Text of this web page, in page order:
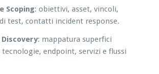
Scoping: obiettivi, asset, vincoli,
test, contatti incident response.
Discovery: mappatura superfici
tecnologie, endpoint, servizi e flussi